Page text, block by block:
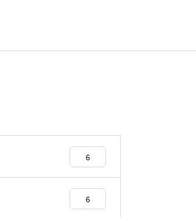
6
6